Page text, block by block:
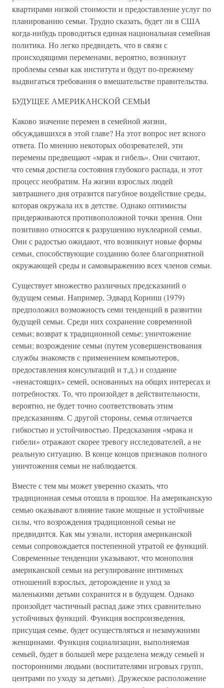
квартирами низкой стоимости и предоставление услуг по
планированию семьи. Трудно сказать, будет ли в США
когда-нибудь проводиться единая национальная семейная
политика. Но легко предвидеть, что в связи с
происходящими переменами, вероятно, возникнут
проблемы семьи как института и будут по-прежнему
выдвигаться требования о вмешательстве правительства.
БУДУЩЕЕ АМЕРИКАНСКОЙ СЕМЬИ
Каково значение перемен в семейной жизни,
обсуждавшихся в этой главе? На этот вопрос нет ясного
ответа. По мнению некоторых обозревателей, эти
перемены предвещают «мрак и гибель». Они считают,
что семья достигла состояния глубокого распада, и этот
процесс необратим. На жизни взрослых людей
завтрашнего дня отразится пагубное воздействие среды,
которая окружала их в детстве. Однако оптимисты
придерживаются противоположной точки зрения. Они
позитивно относятся к разрушению нуклеарной семьи.
Они с радостью ожидают, что возникнут новые формы
семьи, способствующие созданию более благоприятной
окружающей среды и самовыражению всех членов семьи.
Существует множество различных предсказаний о
будущем семьи. Например, Эдвард Корниш (1979)
предположил возможность семи тенденций в развитии
будущей семьи. Среди них сохранение современной
семьи; возврат к традиционной семье; уничтожение
семьи; возрождение семьи (путем усовершенствования
службы знакомств с применением компьютеров,
предоставления консультаций и т.д.) и создание
«ненастоящих» семей, основанных на общих интересах и
потребностях. То, что произойдет в действительности,
вероятно, не будет точно соответствовать этим
предсказаниям. С другой стороны, семья отличается
гибкостью и устойчивостью. Предсказания «мрака и
гибели» отражают скорее тревогу исследователей, а не
реальную ситуацию. В конце концов признаков полного
уничтожения семьи не наблюдается.
Вместе с тем мы может уверенно сказать, что
традиционная семья отошла в прошлое. На американскую
семью оказывают влияние такие мощные и устойчивые
силы, что возрождения традиционной семьи не
предвидится. Как мы узнали, история американской
семьи сопровождается постепенной утратой ее функций.
Современные тенденции указывают, что монополия
американской семьи на регулирование интимных
отношений взрослых, деторождение и уход за
маленькими детьми сохранится и в будущем. Однако
произойдет частичный распад даже этих сравнительно
устойчивых функций. Функция воспроизведения,
присущая семье, будет осуществляться и незамужними
женщинами. Функция социализации, выполняемая
семьей, будет в большей мере разделена между семьей и
посторонними людьми (воспитателями игровых групп,
центрами по уходу за детьми). Дружеское расположение